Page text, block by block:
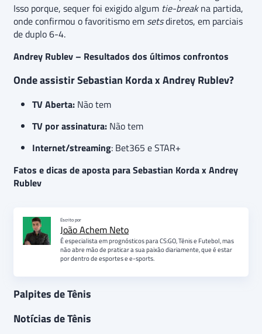
Isso porque, sequer foi exigido algum tie-breakna partida,
onde confirmou o favoritismo em setsdiretos, em parciais
de duplo 6-4.
Andrey Rublev – Resultados dos últimos confrontos
Onde assistir Sebastian Korda x Andrey Rublev?
TV Aberta: Não tem
TV por assinatura: Não tem
Internet/streaming: Bet365 e STAR+
Fatos e dicas de aposta para Sebastian Korda x Andrey
Rublev
Escrito por
João Achem Neto
É especialista em prognósticos para CS:GO, Tênis e Futebol, mas
não abre mão de praticar a sua paixão diariamente, que é estar
por dentro de esportes e e-sports.
Palpites de Tênis
Notícias de Tênis